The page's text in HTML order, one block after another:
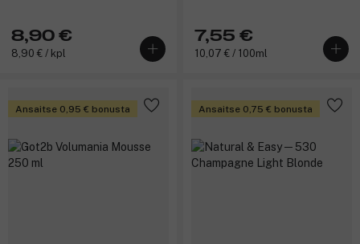
8,90 €
8,90 € / kpl
7,55 €
10,07 € / 100ml
Ansaitse 0,95 € bonusta Ansaitse 0,75 € bonusta